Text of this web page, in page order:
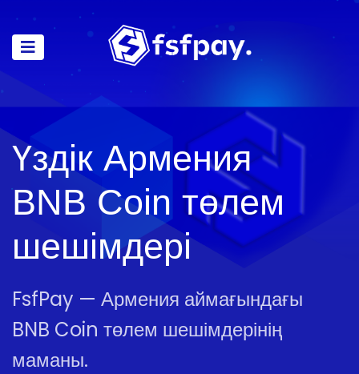
Үздік Армения
BNB Coin төлем
шешімдері
FsfPay — Армения аймағындағы
BNB Coin төлем шешімдерінің
маманы.